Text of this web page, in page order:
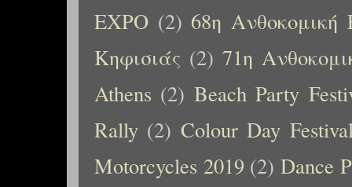
EXPO (2) 68η Ανθοκομική
Κηφισιάς (2) 71η
Athens (2) Beach Party
Rally (2) Colour Day
Motorcycles 2019 (2) Dance